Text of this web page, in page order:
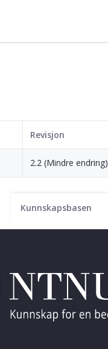
Kunnskapsbasen
Revisjon
2.2 (Mindre endring)